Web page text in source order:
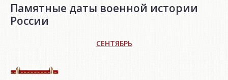
Памятные даты военной истории
России
СЕНТЯБРЬ